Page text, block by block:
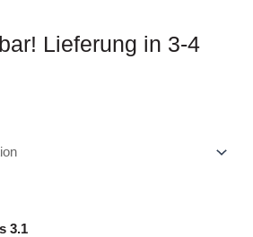
Lieferung in 3-4
3.1